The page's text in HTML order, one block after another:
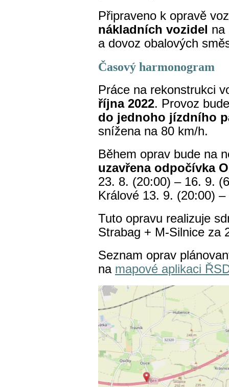
Připraveno k opravě
nákladních vozidel na
a dovoz obalových
Časový harmonogram
Práce na rekonstrukci
října 2022. Provoz
do jednoho jízdního
snížena na 80 km/h.
Během oprav bude na
uzavřena odpočívka
23. 8. (20:00) – 16. 9.
Králové 13. 9. (20:00)
Tuto opravu realizuje
Strabag + M-Silnice za
Seznam oprav
na mapové aplikaci